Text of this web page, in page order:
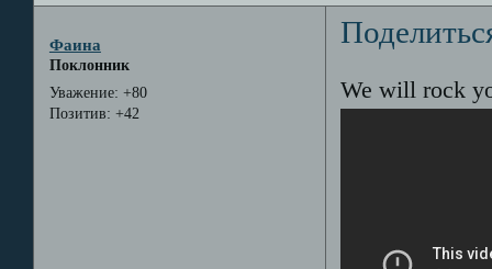
Фаина
Поклонник
Уважение: +80
Позитив: +42
We will rock